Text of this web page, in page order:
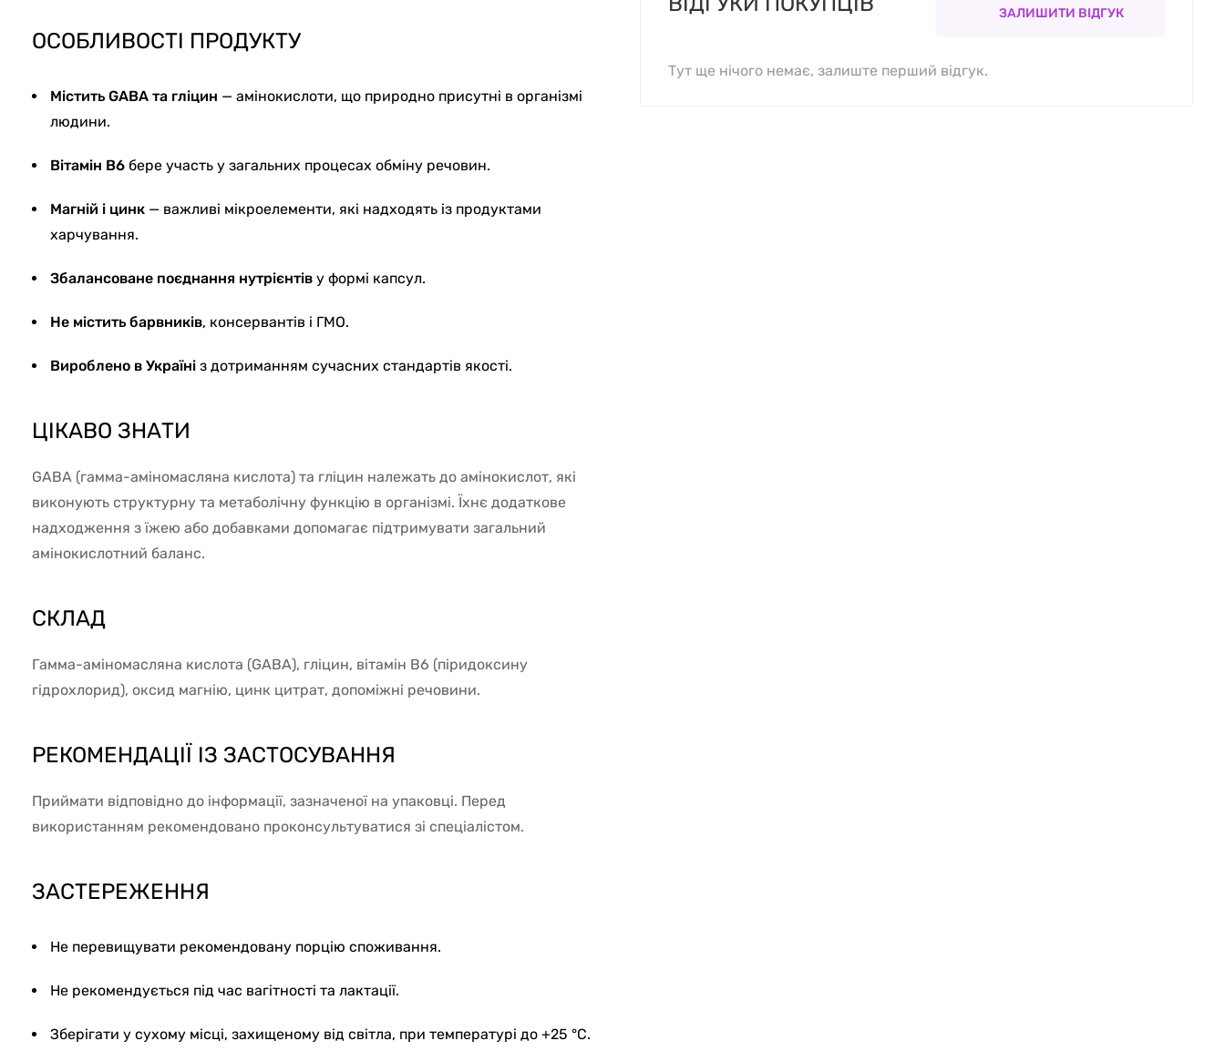
ОСОБЛИВОСТІ ПРОДУКТУ
Містить GABA та гліцин — амінокислоти, що природно присутні в організмі
людини.
Вітамін B6 бере участь у загальних процесах обміну речовин.
Магній і цинк — важливі мікроелементи, які надходять із продуктами
харчування.
Збалансоване поєднання нутрієнтів у формі капсул.
Не містить барвників, консервантів і ГМО.
Вироблено в Україні з дотриманням сучасних стандартів якості.
ЦІКАВО ЗНАТИ
GABA (гамма-аміномасляна кислота) та гліцин належать до амінокислот, які
виконують структурну та метаболічну функцію в організмі. Їхнє додаткове
надходження з їжею або добавками допомагає підтримувати загальний
амінокислотний баланс.
СКЛАД
Гамма-аміномасляна кислота (GABA), гліцин, вітамін B6 (піридоксину
гідрохлорид), оксид магнію, цинк цитрат, допоміжні речовини.
РЕКОМЕНДАЦІЇ ІЗ ЗАСТОСУВАННЯ
Приймати відповідно до інформації, зазначеної на упаковці. Перед
використанням рекомендовано проконсультуватися зі спеціалістом.
ЗАСТЕРЕЖЕННЯ
Не перевищувати рекомендовану порцію споживання.
Не рекомендується під час вагітності та лактації.
Зберігати у сухому місці, захищеному від світла, при температурі до +25 °C.
ЗАЛИШИТИ ВІДГУК
Тут ще нічого немає, залиште перший відгук.